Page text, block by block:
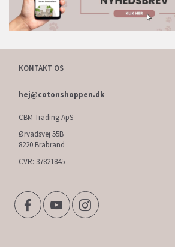
KONTAKT OS
hej@cotonshoppen.dk
CBM Trading ApS
Ørvadsvej 55B
8220 Brabrand
CVR: 37821845